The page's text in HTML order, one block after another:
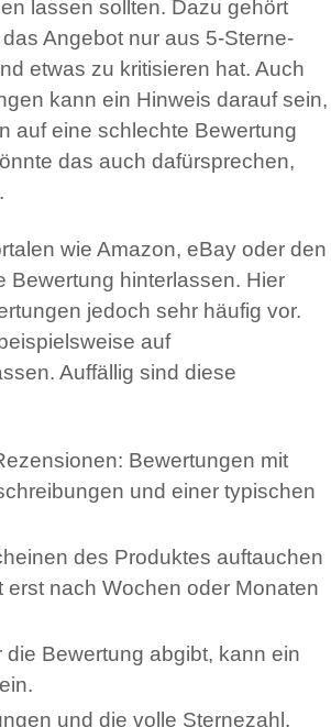
lassen sollten. Dazu gehört
Angebot nur aus 5-Sterne-
etwas zu kritisieren hat. Auch
kann ein Hinweis darauf sein,
auf eine schlechte Bewertung
das auch dafürsprechen,
wie Amazon, eBay oder den
Bewertung hinterlassen. Hier
jedoch sehr häufig vor.
auf
Auffällig sind diese
Bewertungen mit
und einer typischen
des Produktes auftauchen
nach Wochen oder Monaten
Bewertung abgibt, kann ein
und die volle Sternezahl,